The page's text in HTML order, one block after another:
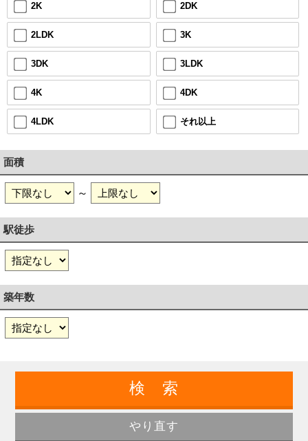
2K 2DK
2LDK 3K
3DK 3LDK
4K 4DK
4LDK それ以上
面積
～
駅徒歩
築年数